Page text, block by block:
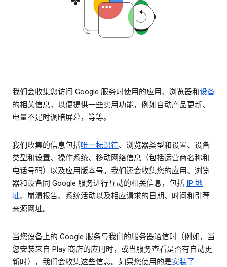
我们会收集您访问 Google 服务时使用的应用、浏览器和设备
的相关信息，以便提供一些实用功能，例如自动产品更新、
电量不足时调暗屏幕，等等。
我们收集的信息包括唯一标识符、浏览器类型和设置、设备
类型和设置、操作系统、移动网络信息（包括运营商名称和
电话号码）以及应用版本号。我们还会收集您的应用、浏览
器和设备同 Google 服务进行互动的相关信息，包括 IP 地
址、崩溃报告、系统活动以及相应请求的日期、时间和引荐
来源网址。
当您设备上的 Google 服务与我们的服务器通信时（例如，当
您安装来自 Play 商店的应用时，或当服务查看是否有自动更
新时），我们会收集这些信息。如果您使用的是安装了